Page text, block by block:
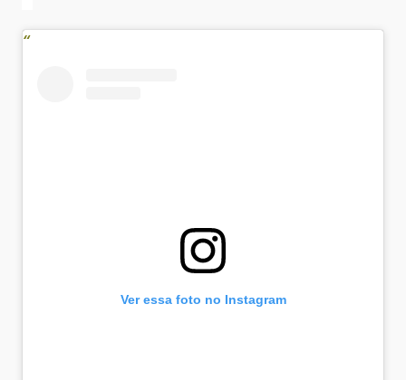
Ver essa foto no Instagram